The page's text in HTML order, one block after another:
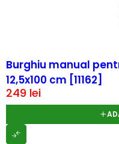
Burghiu manual
12,5x100 cm [11162]
249 lei